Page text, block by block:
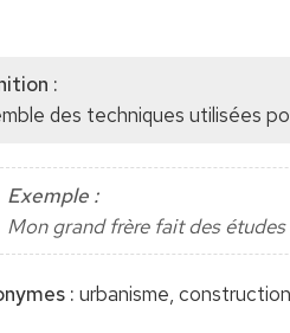
:
des techniques utilisées
Exemple :
Mon grand frère fait des
: urbanisme, construction